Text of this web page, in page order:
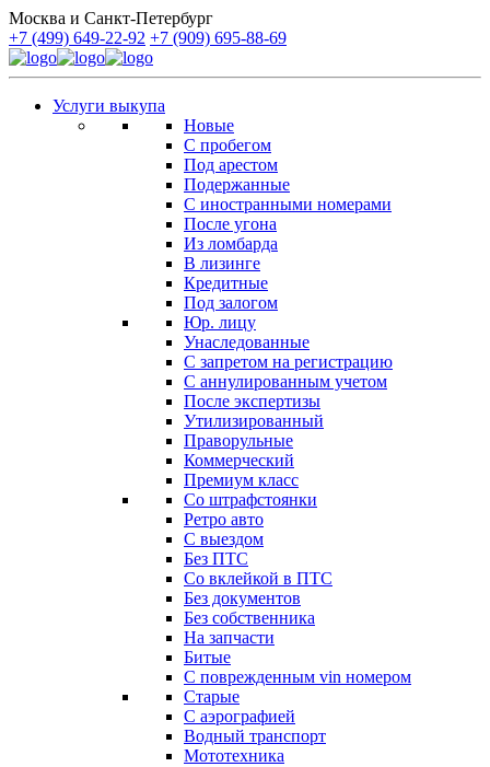
Москва и Санкт-Петербург
+7 (499) 649-22-92 +7 (909) 695-88-69
Услуги выкупа
Новые
С пробегом
Под арестом
Подержанные
С иностранными номерами
После угона
Из ломбарда
В лизинге
Кредитные
Под залогом
Юр. лицу
Унаследованные
С запретом на регистрацию
С аннулированным учетом
После экспертизы
Утилизированный
Праворульные
Коммерческий
Премиум класс
Со штрафстоянки
Ретро авто
С выездом
Без ПТС
Со вклейкой в ПТС
Без документов
Без собственника
На запчасти
Битые
С поврежденным vin номером
Старые
С аэрографией
Водный транспорт
Мототехника